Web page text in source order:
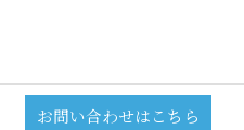
お問い合わせはこちら